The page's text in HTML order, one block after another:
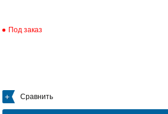
Под заказ
Сравнить